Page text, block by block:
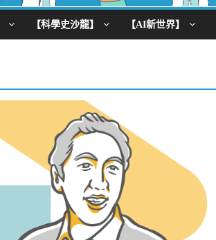
【科學史沙龍】 【AI新世界】